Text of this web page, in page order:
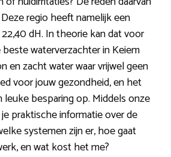
regio heeft namelijk een
dH. In theorie kan dat voor
waterverzachter in Keiem
en zacht water waar vrijwel geen
voor jouw gezondheid, en het
besparing op. Middels onze
praktische informatie over de
systemen zijn er, hoe gaat
en wat kost het me?